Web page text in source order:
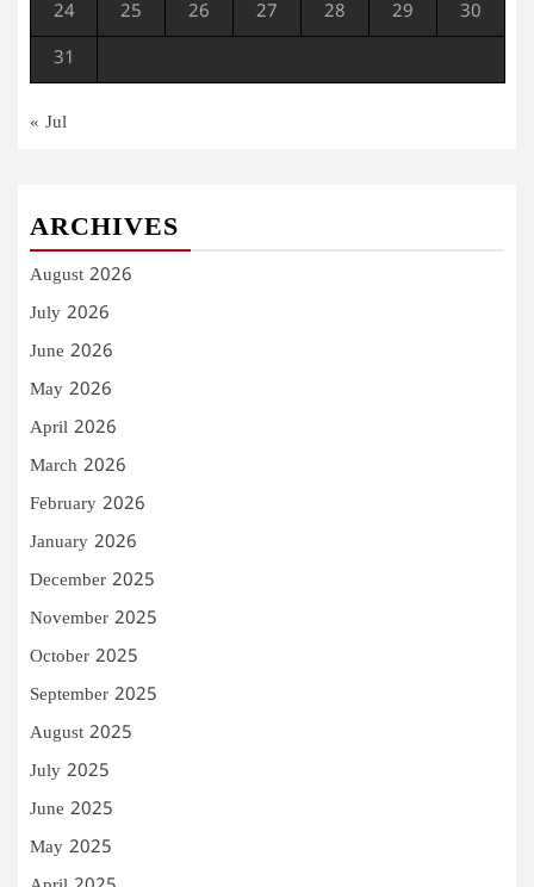
24 25 26 27 28 29 30
31
« Jul
ARCHIVES
August 2026
July 2026
June 2026
May 2026
April 2026
March 2026
February 2026
January 2026
December 2025
November 2025
October 2025
September 2025
August 2025
July 2025
June 2025
May 2025